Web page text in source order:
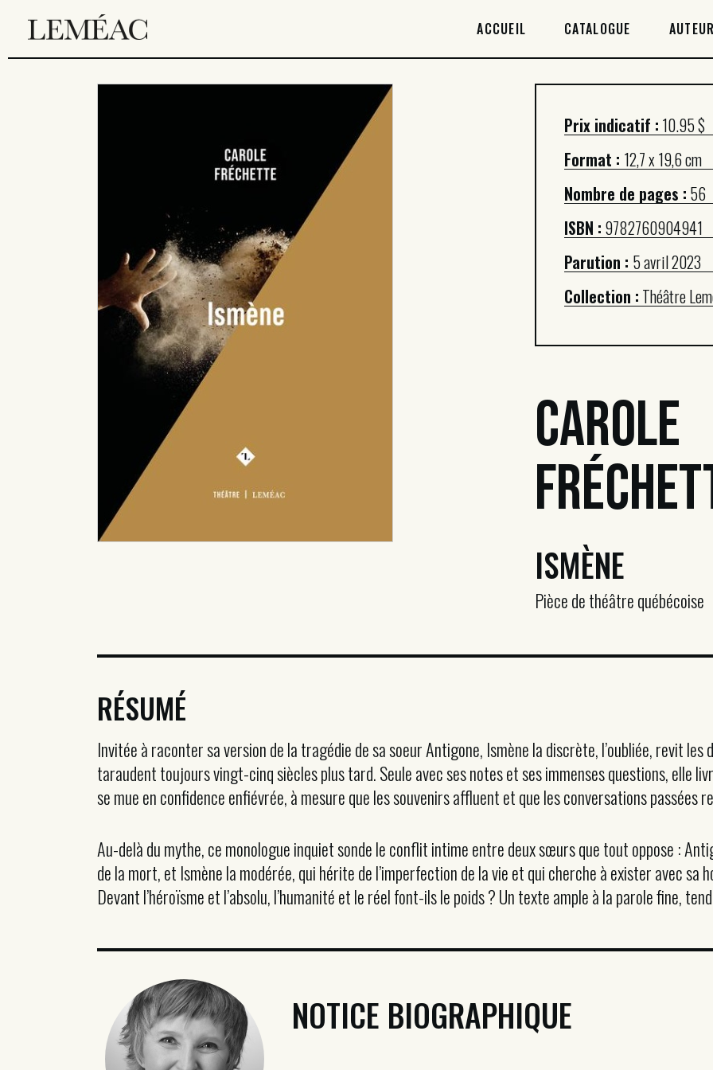
ACCUEIL CATALOGUE
CATALOGUE
AUTEURICES
DROITS / RIGHTS
Prix indicatif : 10.95 $
Format : 12,7 x 19,6 cm
Nombre de pages : 56
ISBN : 9782760904941
Parution : 5 avril 2023
Collection : Théâtre
Carole
ISMÈNE
Pièce de théâtre québécoise
RÉSUMÉ
Invitée à raconter sa version de la tragédie de sa soeur Antigone, Ismène la discrète, l’oubliée, revit les
taraudent toujours vingt-cinq siècles plus tard. Seule avec ses notes et ses immenses questions, elle
se mue en confidence enfiévrée, à mesure que les souvenirs affluent et que les conversations passées
Au-delà du mythe, ce monologue inquiet sonde le conflit intime entre deux sœurs que tout oppose :
de la mort, et Ismène la modérée, qui hérite de l’imperfection de la vie et qui cherche à exister avec sa
Devant l’héroïsme et l’absolu, l’humanité et le réel font-ils le poids ? Un texte ample à la parole fine,
NOTICE BIOGRAPHIQUE